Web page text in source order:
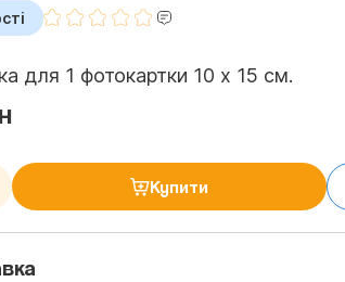
для 1 фотокартки 10 х 15 см.
Купити